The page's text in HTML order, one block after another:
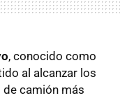
, conocido como
al alcanzar los
camión más